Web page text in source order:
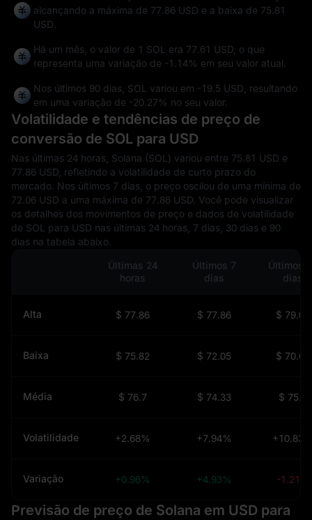
alcançando a máxima de 77.86 USD e a baixa de 75.81
USD.
Há um mês, o valor de 1 SOL era 77.61 USD, o que
representa uma variação de -1.14% em seu valor atual.
Nos últimos 90 dias, SOL variou em -19.5 USD, resultando
em uma variação de -20.27% no seu valor.
Volatilidade e tendências de preço de
conversão de SOL para USD
Nas últimas 24 horas, Solana (SOL) variou entre 75.81 USD e
77.86 USD, refletindo a volatilidade de curto prazo do
mercado. Nos últimos 7 dias, o preço oscilou de uma mínima de
72.06 USD a uma máxima de 77.86 USD. Você pode visualizar
os detalhes dos movimentos de preço e dados de volatilidade
de SOL para USD nas últimas 24 horas, 7 dias, 30 dias e 90
dias na tabela abaixo.
Últimas 24
horas
Últimos 7
dias
Últimos
dias
Alta $ 77.86 $ 77.86 $ 79.06
Baixa $ 75.82 $ 72.05 $ 70.65
Média $ 76.7 $ 74.33 $ 75.3
Volatilidade +2.68% +7.94%
Variação +0.96% +4.93% -1.21%
Previsão de preço de Solana em USD para